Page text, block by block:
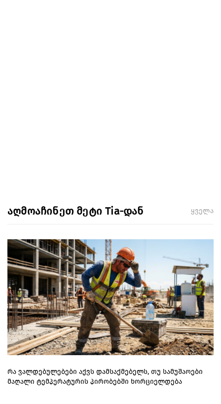
აღმოაჩინეთ მეტი Tia-დან ყველა
რა ვალდებულებები აქვს დამსაქმებელს, თუ სამუშაოები
მაღალი ტემპერატურის პირობებში ხორციელდება